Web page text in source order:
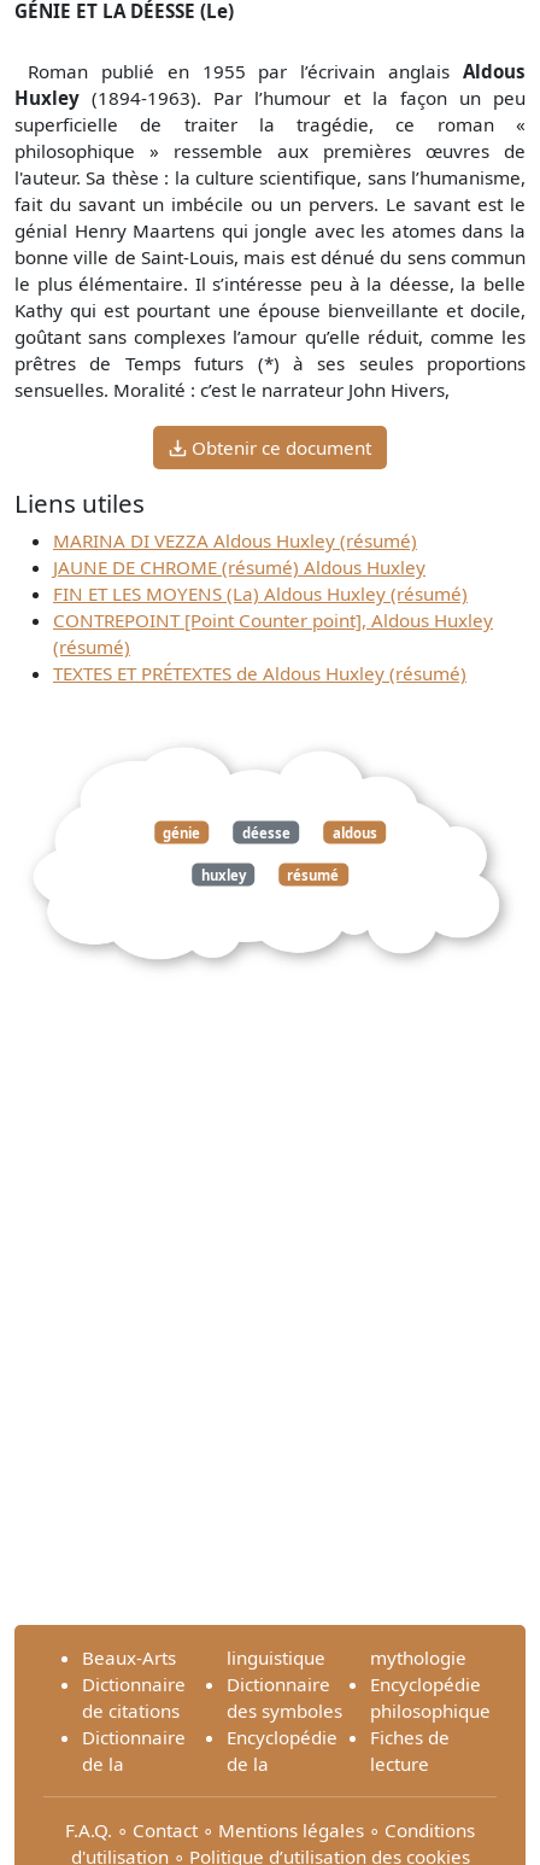
GÉNIE ET LA DÉESSE (Le)
Roman publié en 1955 par l’écrivain anglais Aldous
Huxley (1894-1963). Par l’humour et la façon un peu
superficielle de traiter la tragédie, ce roman «
philosophique » ressemble aux premières œuvres de
l'auteur. Sa thèse : la culture scientifique, sans l’humanisme,
fait du savant un imbécile ou un pervers. Le savant est le
génial Henry Maartens qui jongle avec les atomes dans la
bonne ville de Saint-Louis, mais est dénué du sens commun
le plus élémentaire. Il s’intéresse peu à la déesse, la belle
Kathy qui est pourtant une épouse bienveillante et docile,
goûtant sans complexes l’amour qu’elle réduit, comme les
prêtres de Temps futurs (*) à ses seules proportions
sensuelles. Moralité : c’est le narrateur John Hivers,
Obtenir ce document
Liens utiles
MARINA DI VEZZA Aldous Huxley (résumé)
JAUNE DE CHROME (résumé) Aldous Huxley
FIN ET LES MOYENS (La) Aldous Huxley (résumé)
CONTREPOINT [Point Counter point], Aldous Huxley
(résumé)
TEXTES ET PRÉTEXTES de Aldous Huxley (résumé)
génie déesse aldous
huxley résumé
Beaux-Arts
Dictionnaire
de citations
Dictionnaire
de la
linguistique
Dictionnaire
des symboles
Encyclopédie
de la
mythologie
Encyclopédie
philosophique
Fiches de
lecture
F.A.Q. ∘ Contact ∘ Mentions légales ∘ Conditions
d'utilisation∘ Politique d’utilisation des cookies